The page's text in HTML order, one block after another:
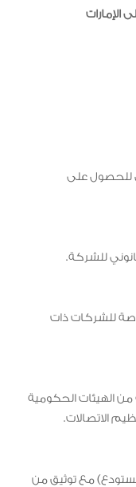
الإمارات
للحصول على
للشركة.
للشركات ذات
الهيئات الحكومية
الاتصالات.
مع توثيق من